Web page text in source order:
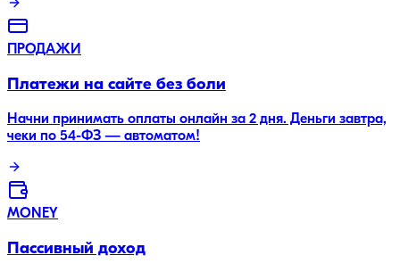
ПРОДАЖИ
Платежи на сайте без боли
Начни принимать оплаты онлайн за 2 дня. Деньги завтра,
чеки по 54-ФЗ — автоматом!
MONEY
Пассивный доход